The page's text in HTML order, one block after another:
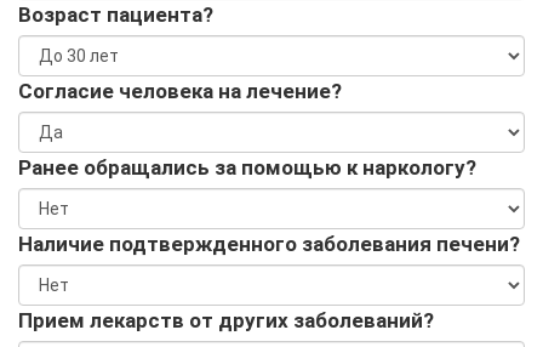
Возраст пациента?
Согласие человека на лечение?
Ранее обращались за помощью к наркологу?
Наличие подтвержденного заболевания печени?
Прием лекарств от других заболеваний?